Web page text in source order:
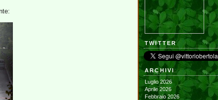
TWITTER
ARCHIVI
Luglio 2026
Aprile 2026
Febbraio 2026